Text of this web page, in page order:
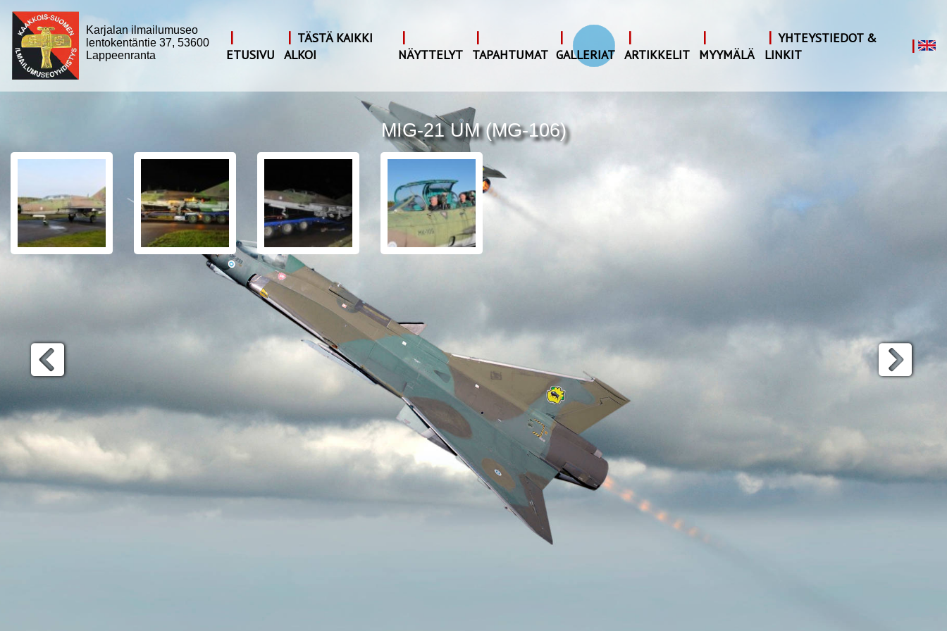
Karjalan ilmailumuseo
lentokentäntie 37, 53600
Lappeenranta
|
ETUSIVU
| TÄSTÄ KAIKKI
ALKOI
|
NÄYTTELYT
|
TAPAHTUMAT
|
GALLERIAT
|
ARTIKKELIT
|
MYYMÄLÄ
| YHTEYSTIEDOT &
LINKIT
|
MIG-21 UM (MG-106)